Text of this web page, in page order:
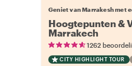
Geniet van Marrakesh met
Hoogtepunten &
Marrakech
1262
CITY HIGHLIGHT TOUR